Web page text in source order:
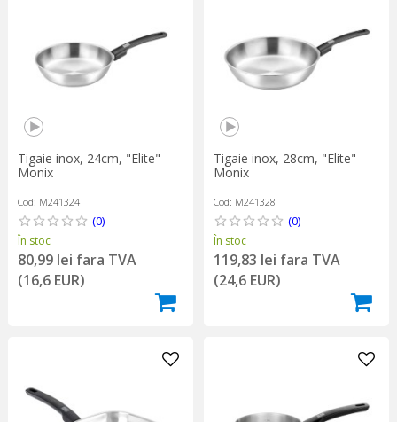
Tigaie inox, 24cm, "Elite" -
Monix
Cod: M241324
(0)
În stoc
80,99 lei fara TVA
(16,6 EUR)
Tigaie inox, 28cm, "Elite" -
Monix
Cod: M241328
(0)
În stoc
119,83 lei fara TVA
(24,6 EUR)